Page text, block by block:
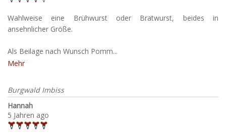
Wahlweise eine Brühwurst oder Bratwurst, beides in
ansehnlicher Größe.
Als Beilage nach Wunsch Pomm...
Mehr
Burgwald Imbiss
Hannah
5 Jahren ago